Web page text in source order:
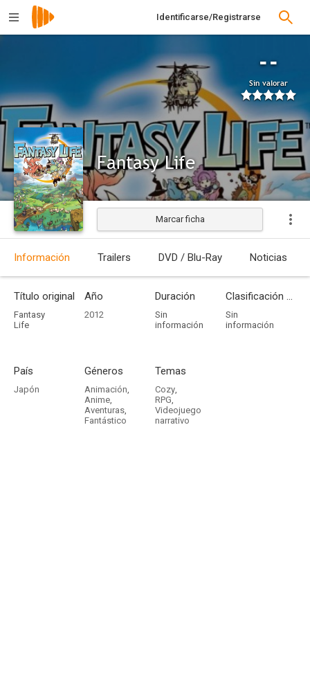
Identificarse/Registrarse
--
Sin valorar
Fantasy Life
Marcar ficha
Información Trailers DVD / Blu-Ray Noticias
Título original
Fantasy
Life
Año
2012
Duración
Sin
información
Clasificación por edades
Sin
información
País
Japón
Géneros
Animación,
Anime,
Aventuras,
Fantástico
Temas
Cozy,
RPG,
Videojuego
narrativo